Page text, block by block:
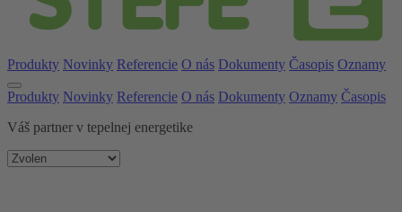
Produkty Novinky Referencie O nás Dokumenty Časopis Oznamy
Produkty Novinky Referencie O nás Dokumenty Oznamy Časopis
Váš partner v tepelnej energetike